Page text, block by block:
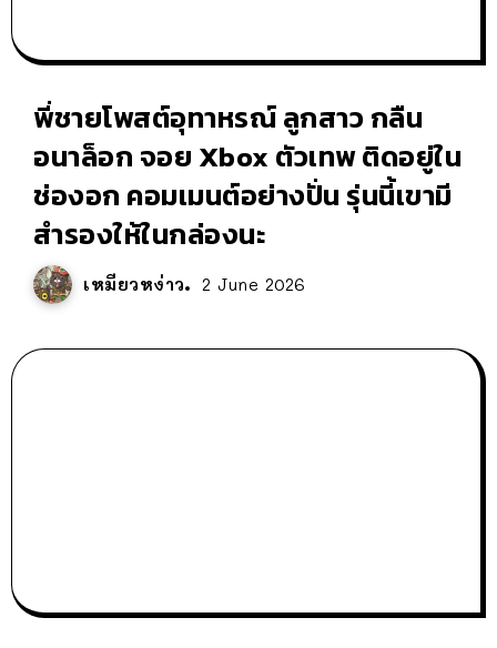
พี่ชายโพสต์อุทาหรณ์ ลูกสาว กลืน
อนาล็อก จอย Xbox ตัวเทพ ติดอยู่ใน
ช่องอก คอมเมนต์อย่างปั่น รุ่นนี้เขามี
สำรองให้ในกล่องนะ
เหมียวหง่าว 2 June 2026